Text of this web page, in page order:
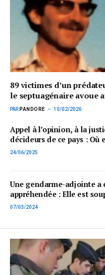
89 victimes d’un
le septuagénaire avoue
PAR PANDORE 10/02/2026
Appel à l’opinion, à la
décideurs de ce pays : Où
Caizergue ? Huit ans
24/06/2025
Une gendarme-adjointe a
appréhendée : Elle est
d’avoir renseigné son petit
07/03/2024